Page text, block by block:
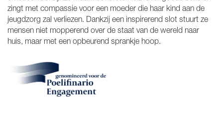
zingt met compassie voor een moeder die haar kind aan de
jeugdzorg zal verliezen. Dankzij een inspirerend slot stuurt ze
mensen niet mopperend over de staat van de wereld naar
huis, maar met een opbeurend sprankje hoop.